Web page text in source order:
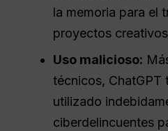
la memoria para el
proyectos
Uso malicioso:
técnicos, ChatGPT
utilizado
ciberdelincuentes